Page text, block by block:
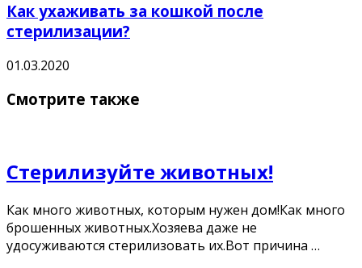
Как ухаживать за кошкой после
стерилизации?
01.03.2020
Смотрите также
Стерилизуйте животных!
Как много животных, которым нужен дом!Как много
брошенных животных.Хозяева даже не
удосуживаются стерилизовать их.Вот причина …